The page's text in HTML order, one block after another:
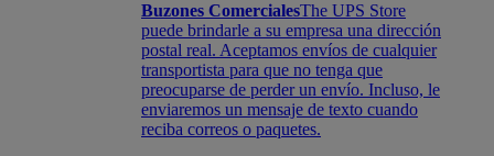
Buzones ComercialesThe UPS Store
puede brindarle a su empresa una dirección
postal real. Aceptamos envíos de cualquier
transportista para que no tenga que
preocuparse de perder un envío. Incluso, le
enviaremos un mensaje de texto cuando
reciba correos o paquetes.